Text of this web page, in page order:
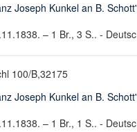
Joseph Kunkel an B.
– 1 Br., 3 S.. -
100/B,32175
Joseph Kunkel an B.
– 1 Br., 1 S.. -